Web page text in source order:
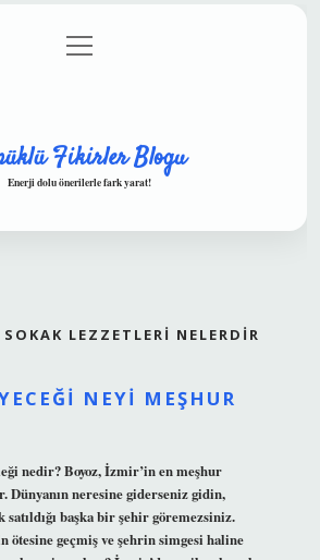
Gizlilik Politikası
menüyü
aç
Fikirler Blogu
Enerji dolu önerilerle fark yarat!
LEZZETLERI NELERDIR
NEYI MEŞHUR
nedir? Boyoz, İzmir’in en meşhur
neresine giderseniz gidin,
satıldığı başka bir şehir göremezsiniz.
ötesine geçmiş ve şehrin simgesi haline